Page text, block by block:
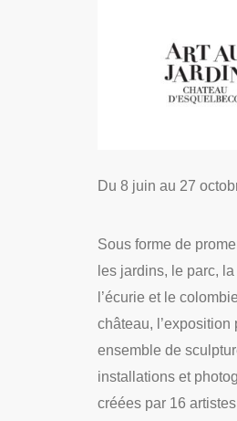
Du 8 juin au 27
Sous forme de
les jardins, le parc, la
l’écurie et le
château, l’exposition
ensemble de
installations et
créées par 16